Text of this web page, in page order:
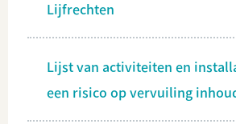
Lijfrechten
Lijst van activiteiten en
een risico op vervuiling